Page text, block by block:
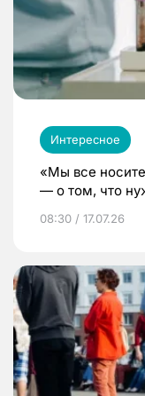
Интересное
«Мы все
— о том, что
08:30 / 17.07.26